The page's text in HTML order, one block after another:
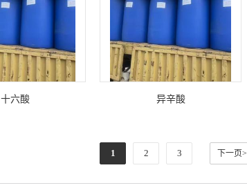
十六酸 异辛酸
1 2 3 下一页>